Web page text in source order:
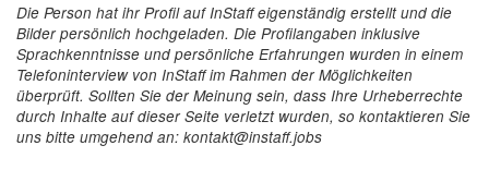
Die Person hat ihr Profil auf InStaff eigenständig erstellt und die
Bilder persönlich hochgeladen. Die Profilangaben inklusive
Sprachkenntnisse und persönliche Erfahrungen wurden in einem
Telefoninterview von InStaff im Rahmen der Möglichkeiten
überprüft. Sollten Sie der Meinung sein, dass Ihre Urheberrechte
durch Inhalte auf dieser Seite verletzt wurden, so kontaktieren Sie
uns bitte umgehend an: kontakt@instaff.jobs